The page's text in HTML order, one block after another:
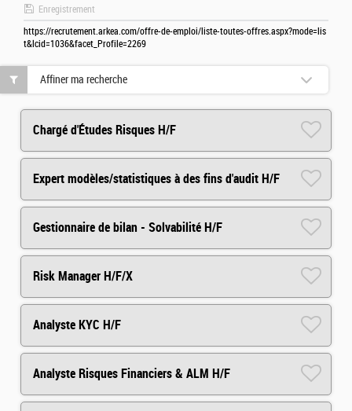
Enregistrement
https://recrutement.arkea.com/offre-de-emploi/liste-toutes-offres.aspx?mode=lis
t&lcid=1036&facet_Profile=2269
Chargé d'Études Risques H/F
Expert modèles/statistiques à des fins d'audit H/F
Gestionnaire de bilan - Solvabilité H/F
Risk Manager H/F/X
Analyste KYC H/F
Analyste Risques Financiers & ALM H/F
Affiner ma recherche